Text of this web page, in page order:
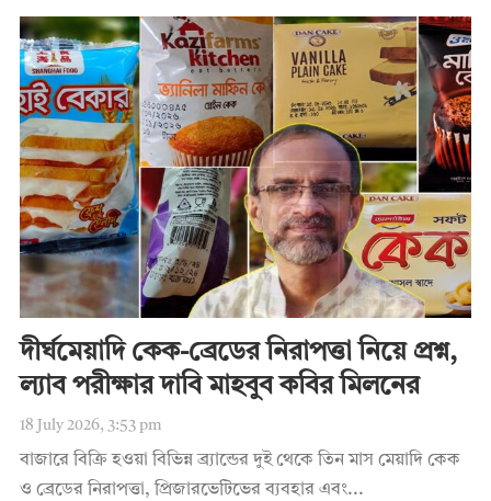
দীর্ঘমেয়াদি কেক-ব্রেডের নিরাপত্তা নিয়ে প্রশ্ন,
ল্যাব পরীক্ষার দাবি মাহবুব কবির মিলনের
18 July 2026, 3:53 pm
বাজারে বিক্রি হওয়া বিভিন্ন ব্র্যান্ডের দুই থেকে তিন মাস মেয়াদি কেক
ও ব্রেডের নিরাপত্তা, প্রিজারভেটিভের ব্যবহার এবং...